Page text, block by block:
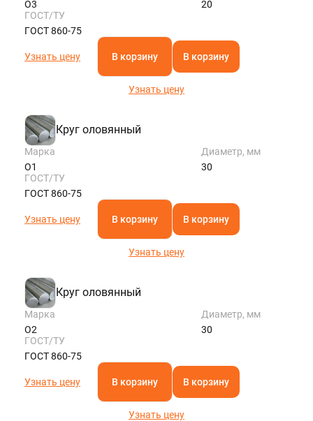
О3
20
ГОСТ/ТУ
ГОСТ 860-75
Узнать цену В корзину В корзину
Узнать цену
Круг оловянный
Марка
О1
Диаметр, мм
30
ГОСТ/ТУ
ГОСТ 860-75
Узнать цену В корзину В корзину
Узнать цену
Круг оловянный
Марка
О2
Диаметр, мм
30
ГОСТ/ТУ
ГОСТ 860-75
Узнать цену В корзину В корзину
Узнать цену